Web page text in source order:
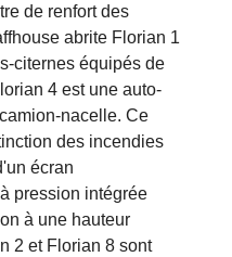
de renfort des
abrite Florian 1
citernes équipés de
4 est une auto-
nacelle. Ce
des incendies
écran
pression intégrée
à une hauteur
2 et Florian 8 sont